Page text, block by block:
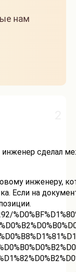
нам
сделал
инженеру,
Если на